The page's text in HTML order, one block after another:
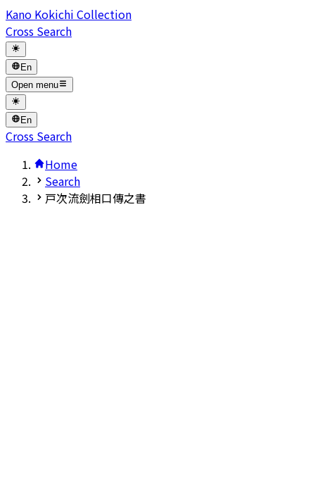
Kano Kokichi Collection
Cross Search
En
Open menu
En
Cross Search
Home
Search
戸次流劍相口傳之書